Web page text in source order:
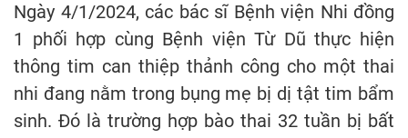
Ngày 4/1/2024, các bác sĩ Bệnh viện Nhi đồng
1 phối hợp cùng Bệnh viện Từ Dũ thực hiện
thông tim can thiệp thảnh công cho một thai
nhi đang nằm trong bụng mẹ bị dị tật tim bẩm
sinh. Đó là trường hợp bào thai 32 tuần bị bất